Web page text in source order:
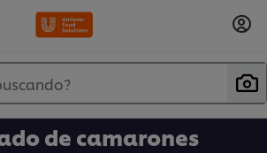
de camarones